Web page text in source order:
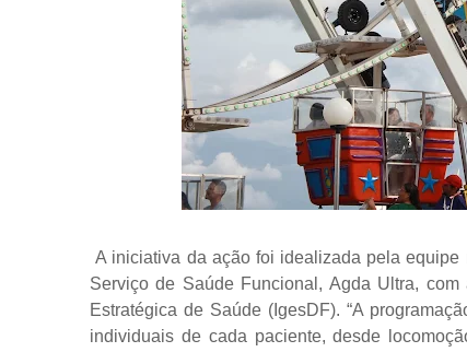
A iniciativa da ação foi idealizada pela
Serviço de Saúde Funcional, Agda Ultra,
Estratégica de Saúde (IgesDF). “A
individuais de cada paciente, desde